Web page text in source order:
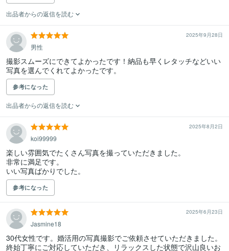
出品者からの返信を読む
2025年9月28日
男性
撮影スムーズにできてよかったです！納品も早くレタッチなどいい
写真を選んでくれてよかったです。
参考になった
出品者からの返信を読む
2025年8月2日
koi99999
楽しい雰囲気でたくさん写真を撮っていただきました。
非常に満足です。
参考になった
2025年6月23日
Jasmine18
30代女性です。婚活用の写真撮影でご依頼させていただきました。
終始丁寧にご対応していただき、リラックスした状態で沢山良いお